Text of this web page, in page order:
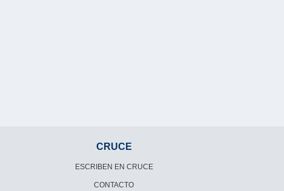
CRUCE
ESCRIBEN EN CRUCE
CONTACTO